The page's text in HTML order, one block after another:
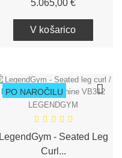
5.065,00 €
V košarico
PO NAROČILU
LEGENDGYM
LegendGym - Seated Leg
Curl...